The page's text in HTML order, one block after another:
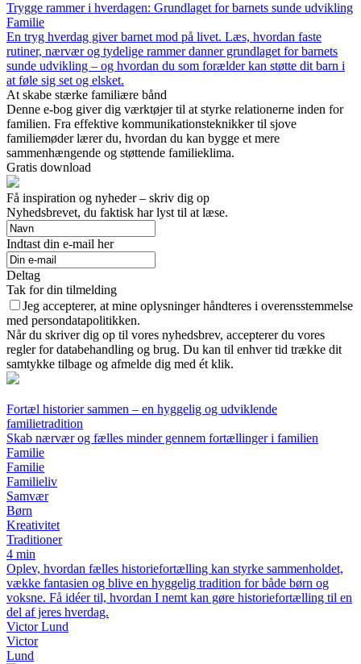
Trygge rammer i hverdagen: Grundlaget for barnets sunde udvikling
Familie
En tryg hverdag giver barnet mod på livet. Læs, hvordan faste
rutiner, nærvær og tydelige rammer danner grundlaget for barnets
sunde udvikling – og hvordan du som forælder kan støtte dit barn i
at føle sig set og elsket.
At skabe stærke familiære bånd
Denne e-bog giver dig værktøjer til at styrke relationerne inden for
familien. Fra effektive kommunikationsteknikker til sjove
familiemøder lærer du, hvordan du kan bygge et mere
sammenhængende og støttende familieklima.
Gratis download
Få inspiration og nyheder – skriv dig op
Nyhedsbrevet, du faktisk har lyst til at læse.
Indtast din e-mail her
Deltag
Tak for din tilmelding
Jeg accepterer, at mine oplysninger håndteres i overensstemmelse
med persondatapolitikken.
Når du skriver dig op til vores nyhedsbrev, accepterer du vores
regler for databehandling og brug. Du kan til enhver tid trække dit
samtykke tilbage og afmelde dig med ét klik.
Fortæl historier sammen – en hyggelig og udviklende
familietradition
Skab nærvær og fælles minder gennem fortællinger i familien
Familie
Familie
Familieliv
Samvær
Børn
Kreativitet
Traditioner
4 min
Oplev, hvordan fælles historiefortælling kan styrke sammenholdet,
vække fantasien og blive en hyggelig tradition for både børn og
voksne. Få idéer til, hvordan I nemt kan gøre historiefortælling til en
del af jeres hverdag.
Victor Lund
Victor
Lund